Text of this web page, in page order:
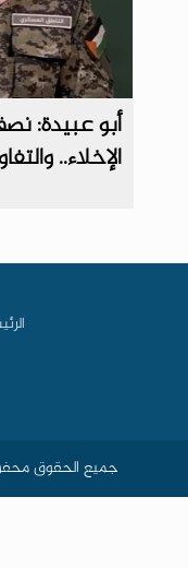
أبو عبيدة:
الإخلاء..
جميع الحقوق محفوظة © 2026